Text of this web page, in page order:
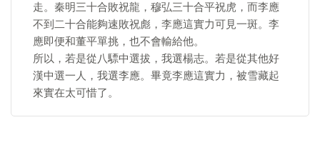
走。秦明三十合敗祝龍，穆弘三十合平祝虎，而李應
不到二十合能夠速敗祝彪，李應這實力可見一斑。李
應即便和董平單挑，也不會輸給他。
所以，若是從八驃中選拔，我選楊志。若是從其他好
漢中選一人，我選李應。畢竟李應這實力，被雪藏起
來實在太可惜了。